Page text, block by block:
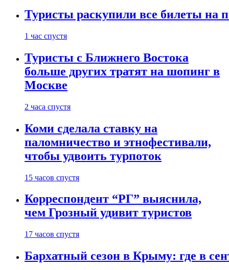
Туристы раскупили все билеты на
1 час спустя
Туристы с Ближнего Востока
больше других тратят на шопинг в
Москве
2 часа спустя
Коми сделала ставку на
паломничество и этнофестивали,
чтобы удвоить турпоток
15 часов спустя
Корреспондент “РГ” выяснила,
чем Грозный удивит туристов
17 часов спустя
Бархатный сезон в Крыму: где в